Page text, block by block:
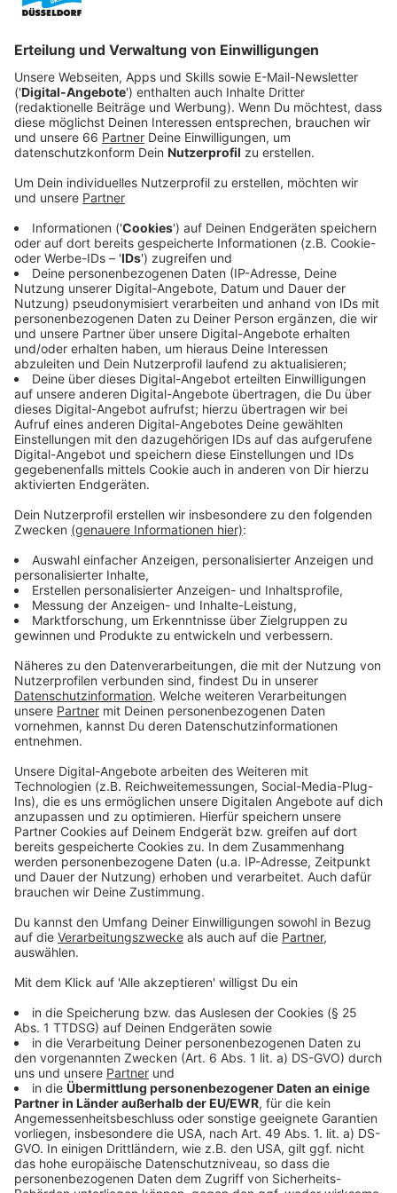
Anzeige
Die drei Höfe in unserer Stadt bleiben wegen eines
Streiks bei der Awista noch bis morgen (12. März
2025) geschlossen. Seit Tagen werden die Müllberge
Stadt spürt erste Verursacher auf
Anzeige
Die Stadt berichtet von 500 Kubikmetern Müll und hat
gleichzeitig angekündigt, illegale Müllentsorgung zu
ahnden. 30 Verursacher seien bereits ermittelt - auch
mit Hilfe der städtischen Mülldetektive, haben wir von
der Stadt erfahren. Sie erwartet jetzt ein Bußgeld.
Anzeige
beginnt
Anzeige
Ab heute (11. März 2025) wird die Awista
damit
beginnen, den Müll aufzuräumen und fachgerecht zu
entsorgen. Teilweise seien auch Altöl und Chemikalien
einfach abgestellt worden, heißt es. Dazu auch noch
Autoreifen, Elektrogeräte, Bauschutt und Pappkisten.
Anzeige
Weitere Infos und Links zum Thema:
Anzeige
Müllberge in Flingern: Bürger entsorgen illegal Abfall
aktuellen Streikmaßnahmen
Anzeige